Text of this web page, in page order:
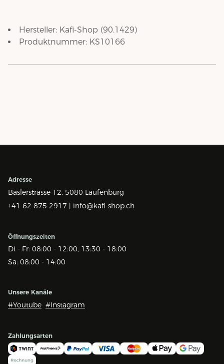
Hersteller: Kafi-Shop (90.1429)
Produktnummer: KS10166
Adresse
Baslerstrasse 12, 5080 Laufenburg
+41 62 875 2917 | info@kafi-shop.ch
Öffnungszeiten
Di - Fr: 08:00 - 12:00, 13:30 - 18:00
Sa: 08:00 - 14:00
Unsere Kanäle
#Youtube #Instagram
Zahlungsarten